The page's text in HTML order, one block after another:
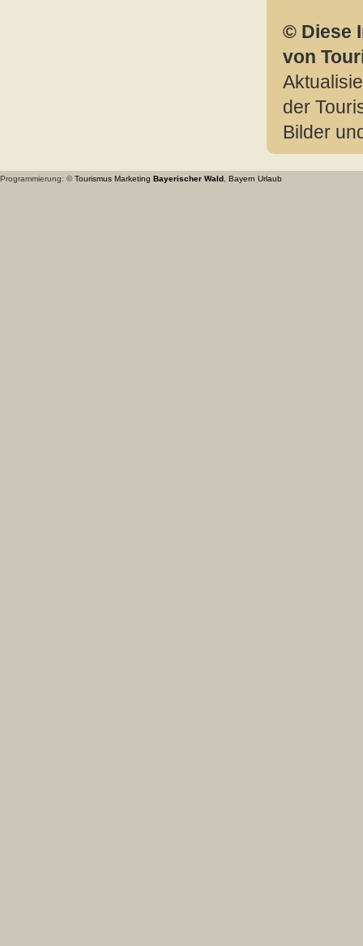
© Diese
von
der
Bilder
Programmierung: ©Tourismus Marketing Bayerischer Wald Bayern Urlaub